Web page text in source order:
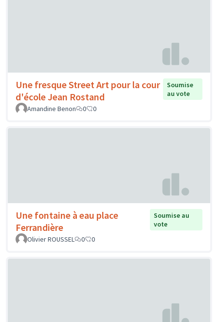
Une fresque Street Art pour la cour
d'école Jean Rostand
Soumise
au vote
Amandine Benon
0 0
Une fontaine à eau place
Ferrandière
Soumise au
vote
Olivier ROUSSEL
0 0